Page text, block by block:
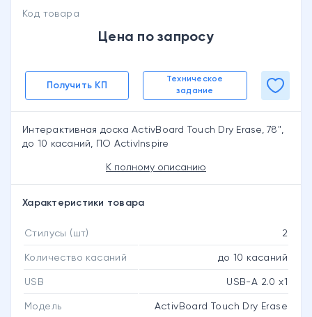
Код товара
Цена по запросу
Получить КП
Техническое
задание
Интерактивная доска ActivBoard Touch Dry Erase, 78",
до 10 касаний, ПО ActivInspire
К полному описанию
Характеристики товара
Стилусы (шт) 2
Количество касаний до 10 касаний
USB USB-A 2.0 x1
Модель ActivBoard Touch Dry Erase